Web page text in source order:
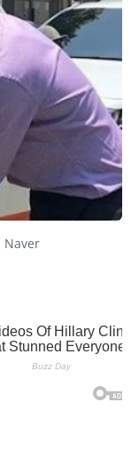
Naver